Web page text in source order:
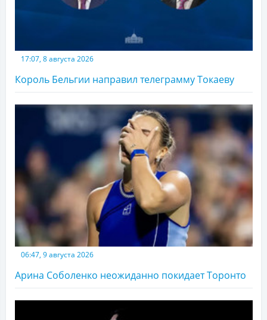
17:07, 8 августа 2026
Король Бельгии направил телеграмму Токаеву
06:47, 9 августа 2026
Арина Соболенко неожиданно покидает Торонто